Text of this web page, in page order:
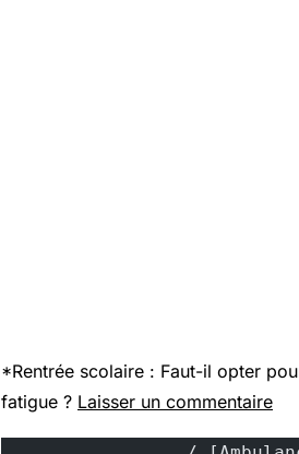
*Rentrée scolaire : Faut-il opter
fatigue ? Laisser un commentaire